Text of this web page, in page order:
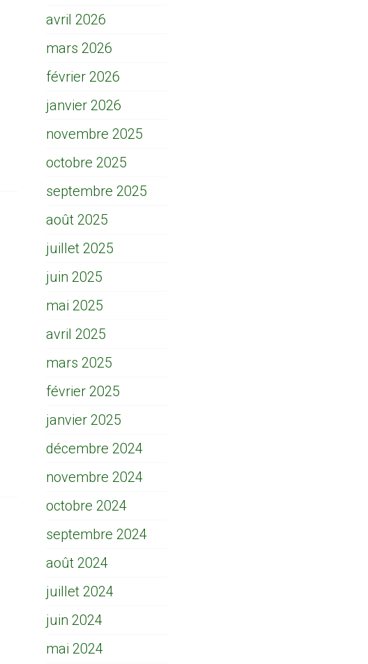
avril 2026
mars 2026
février 2026
janvier 2026
novembre 2025
octobre 2025
septembre 2025
août 2025
juillet 2025
juin 2025
mai 2025
avril 2025
mars 2025
février 2025
janvier 2025
décembre 2024
novembre 2024
octobre 2024
septembre 2024
août 2024
juillet 2024
juin 2024
mai 2024